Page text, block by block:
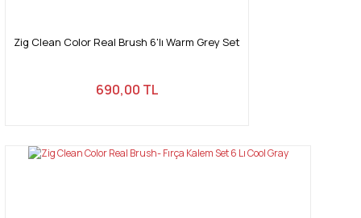
Zig Clean Color Real Brush 6'lı Warm Grey Set
690,00 TL